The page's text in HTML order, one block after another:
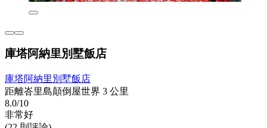
庫塔阿納里別墅飯店
庫塔阿納里別墅飯店
距離峇里島顛倒屋世界 3 公里
8.0/10
非常好